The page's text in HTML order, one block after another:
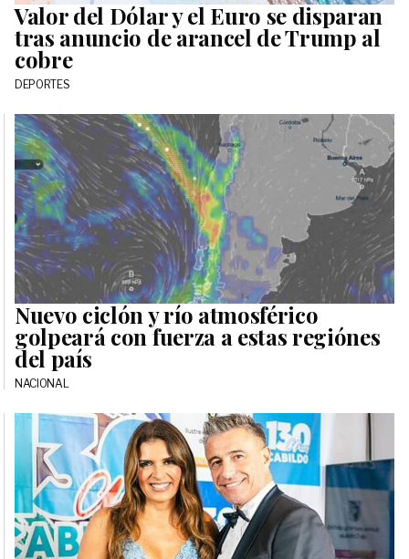
Valor del Dólar y el Euro se disparan
tras anuncio de arancel de Trump al
cobre
DEPORTES
Nuevo ciclón y río atmosférico
golpeará con fuerza a estas regiónes
del país
NACIONAL